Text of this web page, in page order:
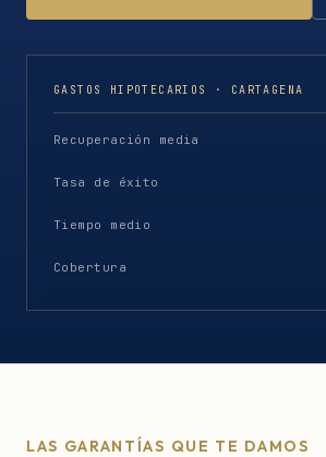
GASTOS HIPOTECARIOS · CARTAGENA
Recuperación media
Tasa de éxito
Tiempo medio
Cobertura
LAS GARANTÍAS QUE TE DAMOS